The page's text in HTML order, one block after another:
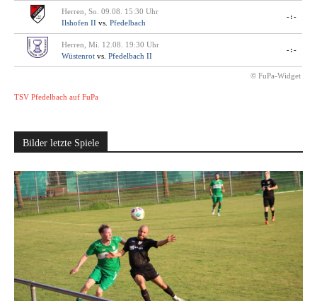
Herren, So. 09.08. 15:30 Uhr
Ilshofen II vs. Pfedelbach
-:-
Herren, Mi. 12.08. 19:30 Uhr
Wüstenrot vs. Pfedelbach II
-:-
© FuPa-Widget
TSV Pfedelbach auf FuPa
Bilder letzte Spiele